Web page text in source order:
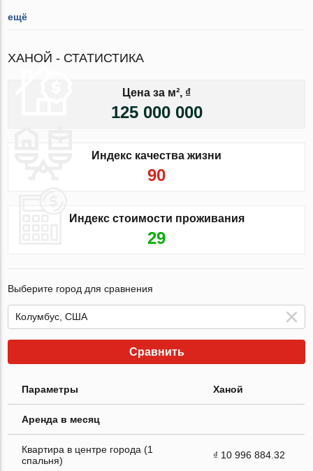
ещё
ХАНОЙ - СТАТИСТИКА
Цена за м², ₫
125 000 000
Индекс качества жизни
90
Индекс стоимости проживания
29
Выберите город для сравнения
Сравнить
Параметры Ханой
Аренда в месяц
Квартира в центре города (1
спальня)
₫ 10 996 884.32